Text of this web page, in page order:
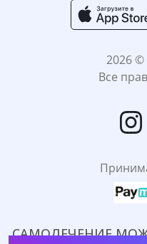
2026 ©
Все
САМОЛЕЧЕНИЕ